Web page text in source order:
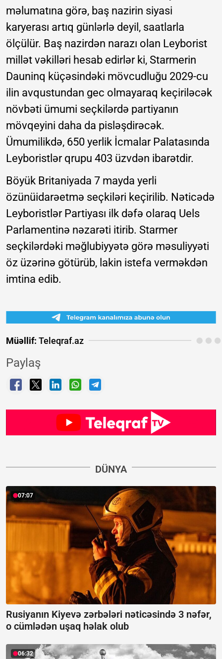
məlumatına görə, baş nazirin siyasi
karyerası artıq günlərlə deyil, saatlarla
ölçülür. Baş nazirdən narazı olan Leyborist
millət vəkilləri hesab edirlər ki, Starmerin
Dauninq küçəsindəki mövcudluğu 2029-cu
ilin avqustundan gec olmayaraq keçiriləcək
növbəti ümumi seçkilərdə partiyanın
mövqeyini daha da pisləşdirəcək.
Ümumilikdə, 650 yerlik İcmalar Palatasında
Leyboristlər qrupu 403 üzvdən ibarətdir.
Böyük Britaniyada 7 mayda yerli
özünüidarəetmə seçkiləri keçirilib. Nəticədə
Leyboristlər Partiyası ilk dəfə olaraq Uels
Parlamentinə nəzarəti itirib. Starmer
seçkilərdəki məğlubiyyətə görə məsuliyyəti
öz üzərinə götürüb, lakin istefa verməkdən
imtina edib.
Müəllif: Teleqraf.az
Paylaş
DÜNYA
07:07
Rusiyanın Kiyevə zərbələri nəticəsində 3 nəfər,
o cümlədən uşaq həlak olub
06:32